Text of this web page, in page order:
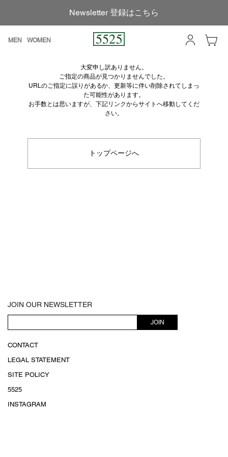
Newsletter 登録はこちら
MEN WOMEN
大変申し訳ありません。
ご指定の商品が見つかりませんでした。
URLのご指定に誤りがあるか、更新等に伴い削除されてしまっ
た可能性があります。
お手数とは思いますが、下記リンクからサイトへ移動してくだ
さい。
トップページへ
JOIN OUR NEWSLETTER
JOIN
CONTACT
LEGAL STATEMENT
SITE POLICY
5525
INSTAGRAM